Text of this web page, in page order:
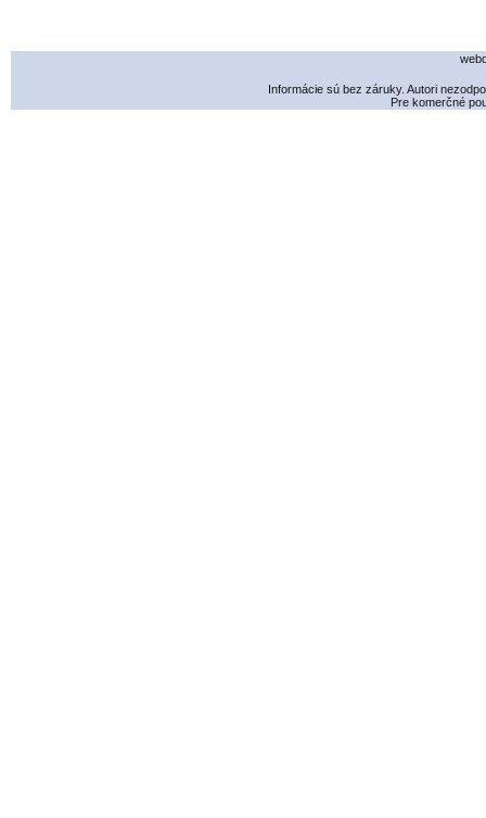
Informácie sú bez záruky. Autori
Pre komerčné